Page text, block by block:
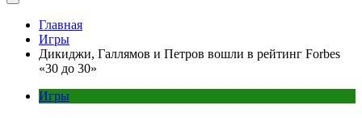
Главная
Игры
Дикиджи, Галлямов и Петров вошли в рейтинг Forbes
«30 до 30»
Игры